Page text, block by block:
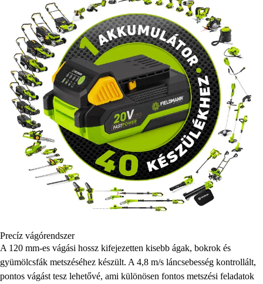
Precíz vágórendszer
A 120 mm-es vágási hossz kifejezetten kisebb ágak, bokrok és
gyümölcsfák metszéséhez készült. A 4,8 m/s láncsebesség kontrollált,
pontos vágást tesz lehetővé, ami különösen fontos metszési feladatok